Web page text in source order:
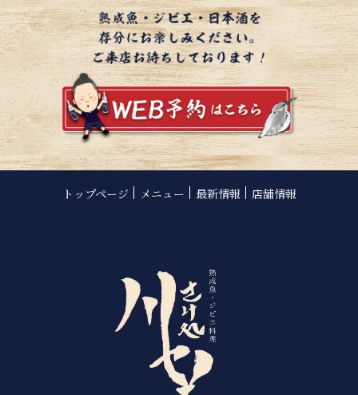
トップページ メニュー 最新情報 店舗情報